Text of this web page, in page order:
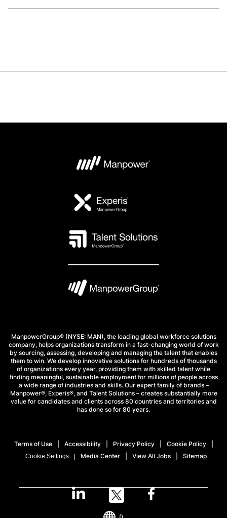
ManpowerGroup® (NYSE: MAN), the leading global workforce solutions
company, helps organizations transform in a fast-changing world of work
by sourcing, assessing, developing and managing the talent that enables
them to win. We develop innovative solutions for hundreds of thousands
of organizations every year, providing them with skilled talent while
finding meaningful, sustainable employment for millions of people across
a wide range of industries and skills. Our expert family of brands –
Manpower®, Experis®, and Talent Solutions – creates substantially more
value for candidates and clients across 80 countries and territories and
has done so for 80 years.
Terms of Use Accessibility Privacy Policy Cookie Policy
Cookie Settings Media Center View All Jobs Sitemap
()